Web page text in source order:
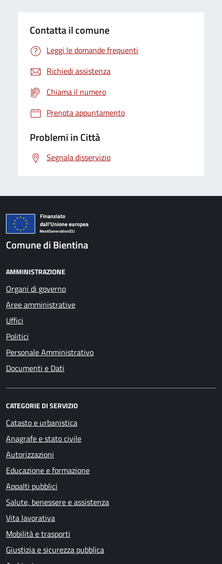
Contatta il comune
Leggi le domande frequenti
Richiedi assistenza
Chiama il numero
Prenota appuntamento
Problemi in Città
Segnala disservizio
Comune di Bientina
AMMINISTRAZIONE
Organi di governo
Aree amministrative
Uffici
Politici
Personale Amministrativo
Documenti e Dati
CATEGORIE DI SERVIZIO
Catasto e urbanistica
Anagrafe e stato civile
Autorizzazioni
Educazione e formazione
Appalti pubblici
Salute, benessere e assistenza
Vita lavorativa
Mobilità e trasporti
Giustizia e sicurezza pubblica